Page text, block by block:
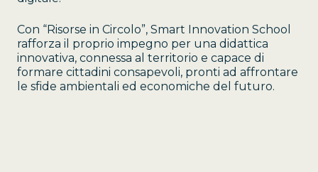
Con “Risorse in Circolo”, Smart Innovation School
rafforza il proprio impegno per una didattica
innovativa, connessa al territorio e capace di
formare cittadini consapevoli, pronti ad affrontare
le sfide ambientali ed economiche del futuro.